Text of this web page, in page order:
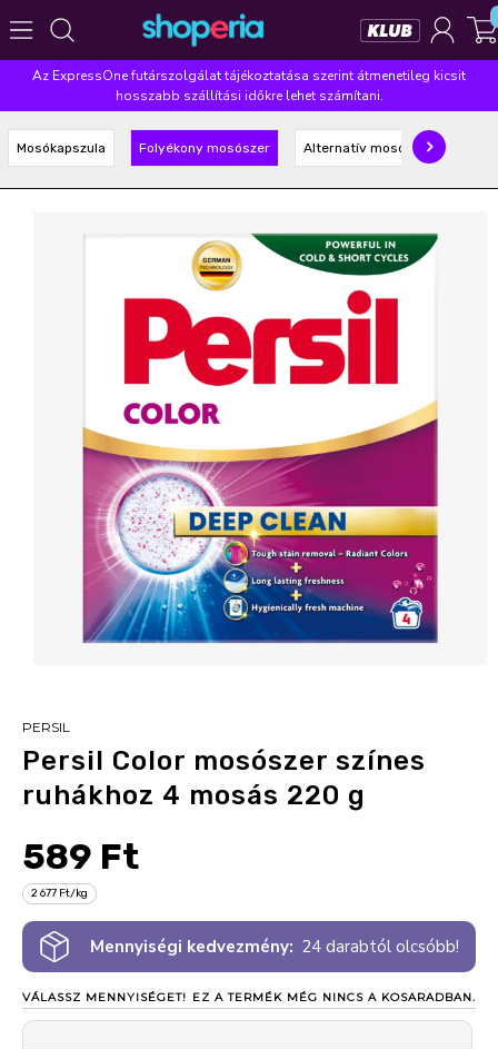
Népszerű kategóriák
Szépségápolás Élelmiszer Mosás Mosogatás
Takarítás Baba-mama Háztartás
Violeta Coccolino Silan
Népszerű keresések
ariel lenor finish pampers
Az ExpressOne futárszolgálat tájékoztatása szerint átmenetileg kicsit
hosszabb szállítási időkre lehet számítani.
Mosókapszula Folyékony mosószer Alternatív mosószer
PERSIL
Persil Color mosószer színes
ruhákhoz 4 mosás 220 g
589 Ft
2 677 Ft/kg
Mennyiségi kedvezmény: 24 darabtól olcsóbb!
VÁLASSZ MENNYISÉGET! EZ A TERMÉK MÉG NINCS A KOSARADBAN.